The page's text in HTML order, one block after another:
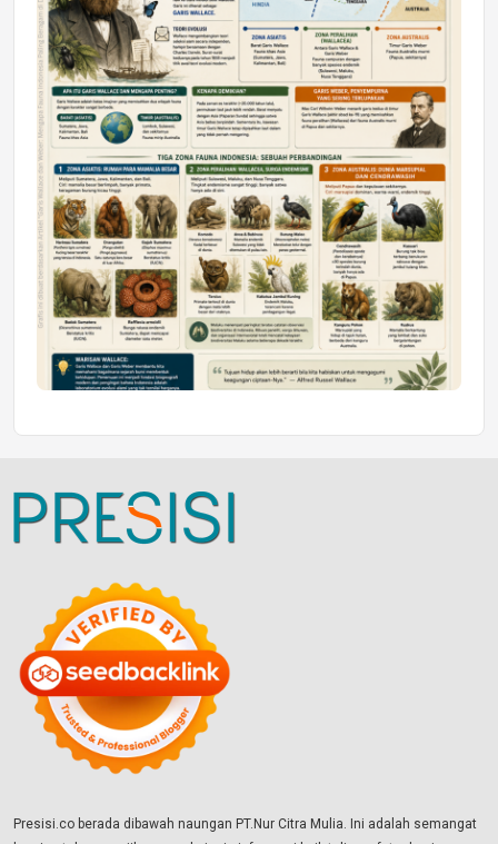
Jumat, 10 Jul 2026 19:01
Presisi.co berada dibawah naungan PT.Nur Citra Mulia. Ini adalah semangat